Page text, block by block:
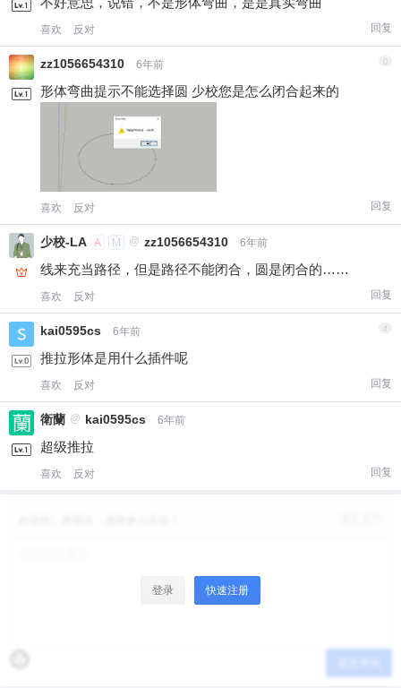
喜欢 反对 回复
zz1056654310 6年前
形体弯曲提示不能选择圆 少校您是怎么闭合起来的
喜欢 反对 回复
少校-LA A M @ zz1056654310 6年前
线来充当路径，但是路径不能闭合，圆是闭合的……
喜欢 反对 回复
kai0595cs 6年前 4
推拉形体是用什么插件呢
喜欢 反对 回复
衛蘭 @ kai0595cs 6年前
超级推拉
喜欢 反对 回复
登录 快速注册